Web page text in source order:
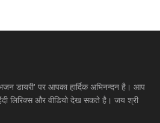
डायरी' पर आपका हार्दिक अभिनन्दन है। आप
लिरिक्स और वीडियो देख सकते है। जय श्री